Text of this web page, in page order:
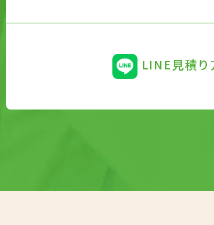
LINE見積り